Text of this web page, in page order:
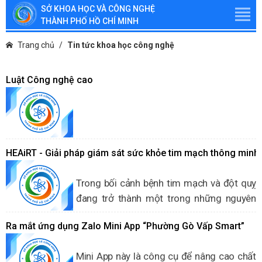
SỞ KHOA HỌC VÀ CÔNG NGHỆ
THÀNH PHỐ HỒ CHÍ MINH
Trang chủ Tin tức khoa học công nghệ
Luật Công nghệ cao
HEAiRT - Giải pháp giám sát sức khỏe tim mạch thông minh
Trong bối cảnh bệnh tim mạch và đột quỵ
đang trở thành một trong những nguyên
và nhiều quốc gia trên thế giới, việc ứng
xa và phát hiện sớm nguy cơ được xem là
Ra mắt ứng dụng Zalo Mini App “Phường Gò Vấp Smart”
Mini App này là công cụ để nâng cao chất